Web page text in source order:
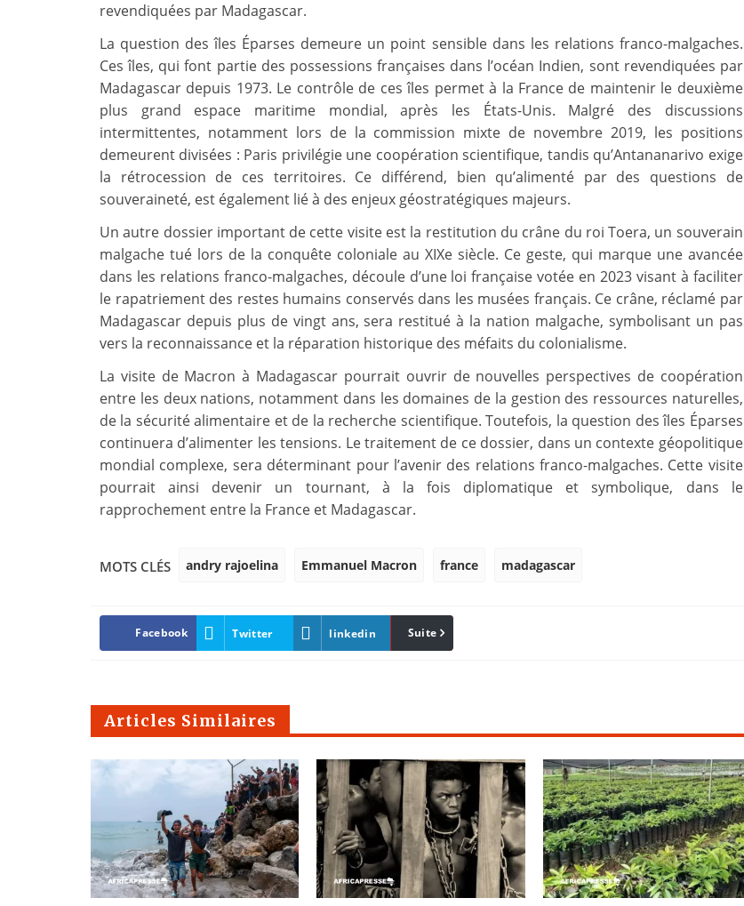
revendiquées par Madagascar.
La question des îles Éparses demeure un point sensible dans les relations franco-malgaches.
Ces îles, qui font partie des possessions françaises dans l’océan Indien, sont revendiquées par
Madagascar depuis 1973. Le contrôle de ces îles permet à la France de maintenir le deuxième
plus grand espace maritime mondial, après les États-Unis. Malgré des discussions
intermittentes, notamment lors de la commission mixte de novembre 2019, les positions
demeurent divisées : Paris privilégie une coopération scientifique, tandis qu’Antananarivo exige
la rétrocession de ces territoires. Ce différend, bien qu’alimenté par des questions de
souveraineté, est également lié à des enjeux géostratégiques majeurs.
Un autre dossier important de cette visite est la restitution du crâne du roi Toera, un souverain
malgache tué lors de la conquête coloniale au XIXe siècle. Ce geste, qui marque une avancée
dans les relations franco-malgaches, découle d’une loi française votée en 2023 visant à faciliter
le rapatriement des restes humains conservés dans les musées français. Ce crâne, réclamé par
Madagascar depuis plus de vingt ans, sera restitué à la nation malgache, symbolisant un pas
vers la reconnaissance et la réparation historique des méfaits du colonialisme.
La visite de Macron à Madagascar pourrait ouvrir de nouvelles perspectives de coopération
entre les deux nations, notamment dans les domaines de la gestion des ressources naturelles,
de la sécurité alimentaire et de la recherche scientifique. Toutefois, la question des îles Éparses
continuera d’alimenter les tensions. Le traitement de ce dossier, dans un contexte géopolitique
mondial complexe, sera déterminant pour l’avenir des relations franco-malgaches. Cette visite
pourrait ainsi devenir un tournant, à la fois diplomatique et symbolique, dans le
rapprochement entre la France et Madagascar.
MOTS CLÉS andry rajoelina Emmanuel Macron france madagascar
Facebook Twitter linkedin Pinterest
Suite
Articles Similaires